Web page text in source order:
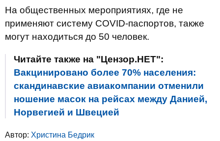
На общественных мероприятиях, где не
применяют систему COVID-паспортов, также
могут находиться до 50 человек.
Читайте также на "Цензор.НЕТ":
Вакцинировано более 70% населения:
скандинавские авиакомпании отменили
ношение масок на рейсах между Данией,
Норвегией и Швецией
Автор: Христина Бедрик